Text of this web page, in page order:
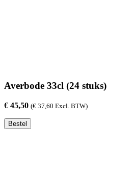
Averbode 33cl (24 stuks)
€ 45,50 (€ 37,60 Excl. BTW)
Averbode
33cl
Bestel